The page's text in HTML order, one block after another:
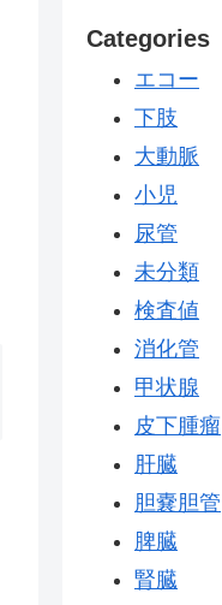
Categories
エコー
下肢
大動脈
小児
尿管
未分類
検査値
消化管
甲状腺
皮下腫瘤
肝臓
胆嚢胆管
脾臓
腎臓